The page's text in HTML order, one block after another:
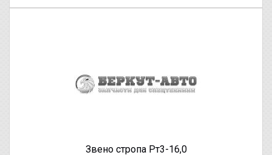
Звено стропа Рт3-16,0